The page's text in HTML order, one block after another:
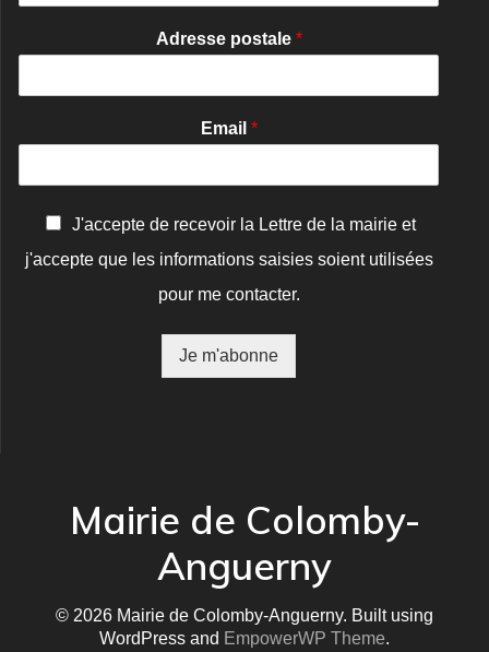
Adresse postale *
Email *
n
J'accepte de recevoir la Lettre de la mairie et
j'accepte que les informations saisies soient utilisées
pour me contacter.
Je m'abonne
Mairie de Colomby-
Anguerny
© 2026 Mairie de Colomby-Anguerny. Built using
WordPress and EmpowerWP Theme.